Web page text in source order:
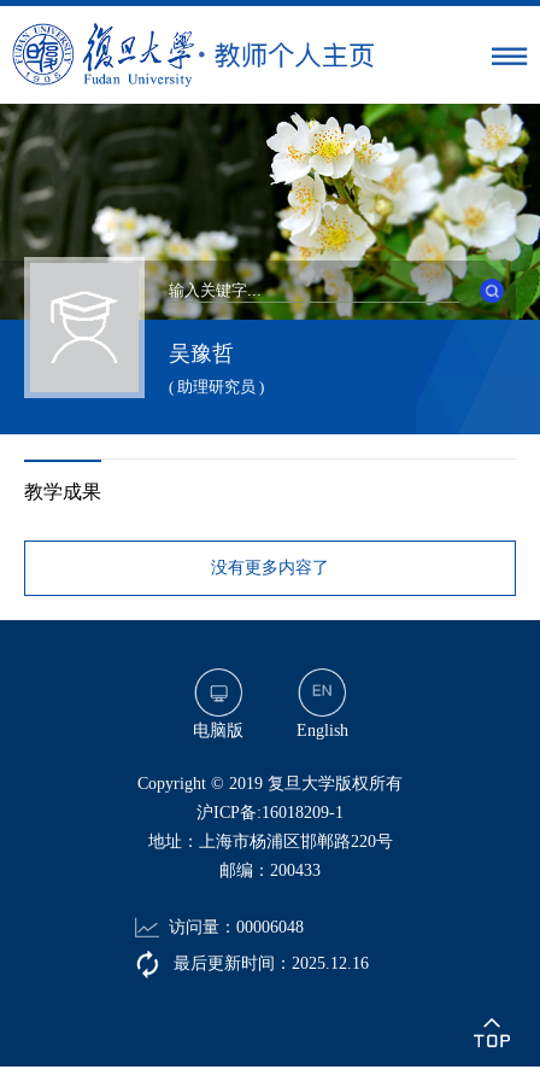
吴豫哲
( 助理研究员 )
教学成果
没有更多内容了
电脑版 English
​Copyright © 2019 复旦大学版权所有
沪ICP备:16018209-1
地址：上海市杨浦区邯郸路220号
邮编：200433
访问量： 00006048
最后更新时间： 2025 12 16